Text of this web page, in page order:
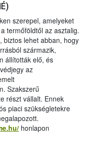
szerepel, amelyeket
termőföldtől az asztalig.
biztos lehet abban, hogy
származik,
állították elő, és
az
Szakszerű
részt vállalt. Ennek
piaci szükségletekre
honlapon